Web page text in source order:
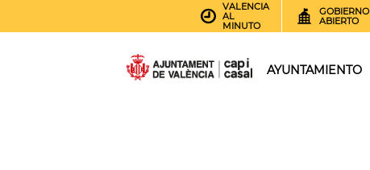
VALENCIA
AL
MINUTO
GOBIERNO
ABIERTO
AYUNTAMIENTO